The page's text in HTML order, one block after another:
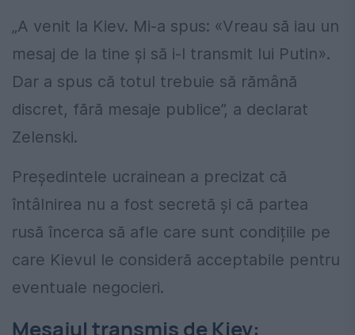
„A venit la Kiev. Mi-a spus: «Vreau să iau un
mesaj de la tine și să i-l transmit lui Putin».
Dar a spus că totul trebuie să rămână
discret, fără mesaje publice”, a declarat
Zelenski.
Președintele ucrainean a precizat că
întâlnirea nu a fost secretă și că partea
rusă încerca să afle care sunt condițiile pe
care Kievul le consideră acceptabile pentru
eventuale negocieri.
Mesajul transmis de Kiev: